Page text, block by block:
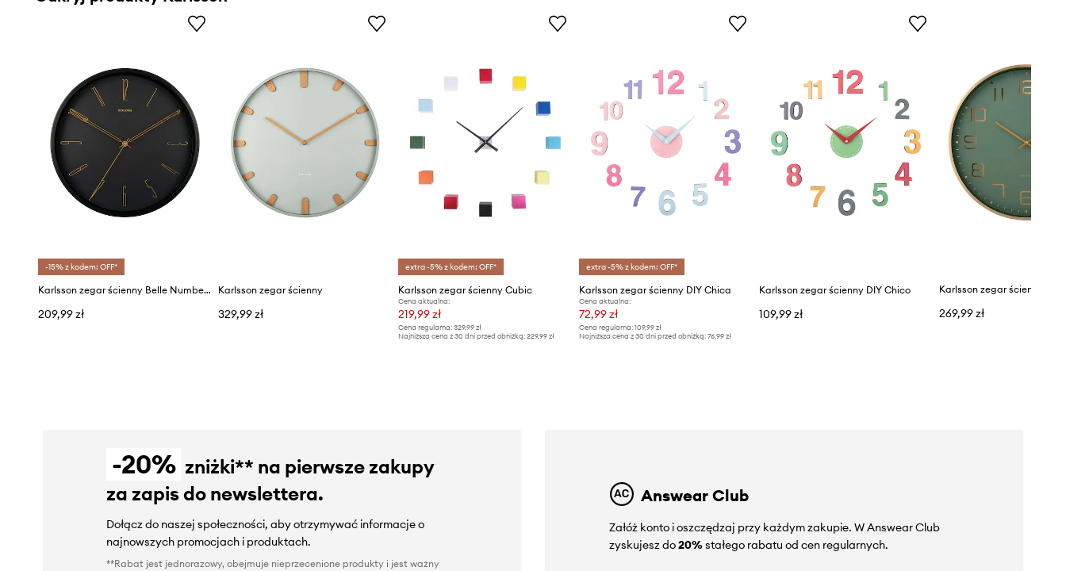
-15% z kodem: OFF*
Karlsson zegar ścienny Belle Numbers
209,99 zł
Karlsson zegar ścienny
329,99 zł
extra -5% z kodem: OFF*
Karlsson zegar ścienny Cubic
Cena aktualna:
219,99 zł
Cena regularna: 329,99 zł
Najniższa cena z 30 dni przed obniżką: 229,99 zł
extra -5% z kodem: OFF*
Karlsson zegar ścienny DIY Chica
Cena aktualna:
72,99 zł
Cena regularna: 109,99 zł
Najniższa cena z 30 dni przed obniżką: 76,99 zł
Karlsson zegar ścienny DIY Chico
109,99 zł 269,99 zł
-20% zniżki** na pierwsze zakupy
za zapis do newslettera.
Dołącz do naszej społeczności, aby otrzymywać informacje o
najnowszych promocjach i produktach.
**Rabat jest jednorazowy, obejmuje nieprzecenione produkty i jest ważny
Answear Club
Załóż konto i oszczędzaj przy każdym zakupie. W Answear Club
zyskujesz do20%stałego rabatu od cen regularnych.